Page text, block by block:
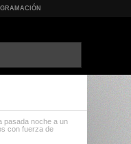
pasada noche a un
con fuerza de